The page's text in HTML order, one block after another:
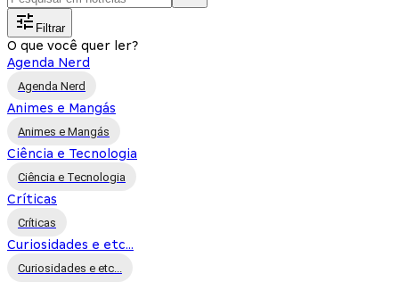
Filtrar
O que você quer ler?
Agenda Nerd
Agenda Nerd
Animes e Mangás
Animes e Mangás
Ciência e Tecnologia
Ciência e Tecnologia
Críticas
Críticas
Curiosidades e etc...
Curiosidades e etc...